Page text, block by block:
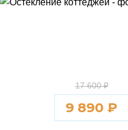
17 600 ₽
9 890 ₽